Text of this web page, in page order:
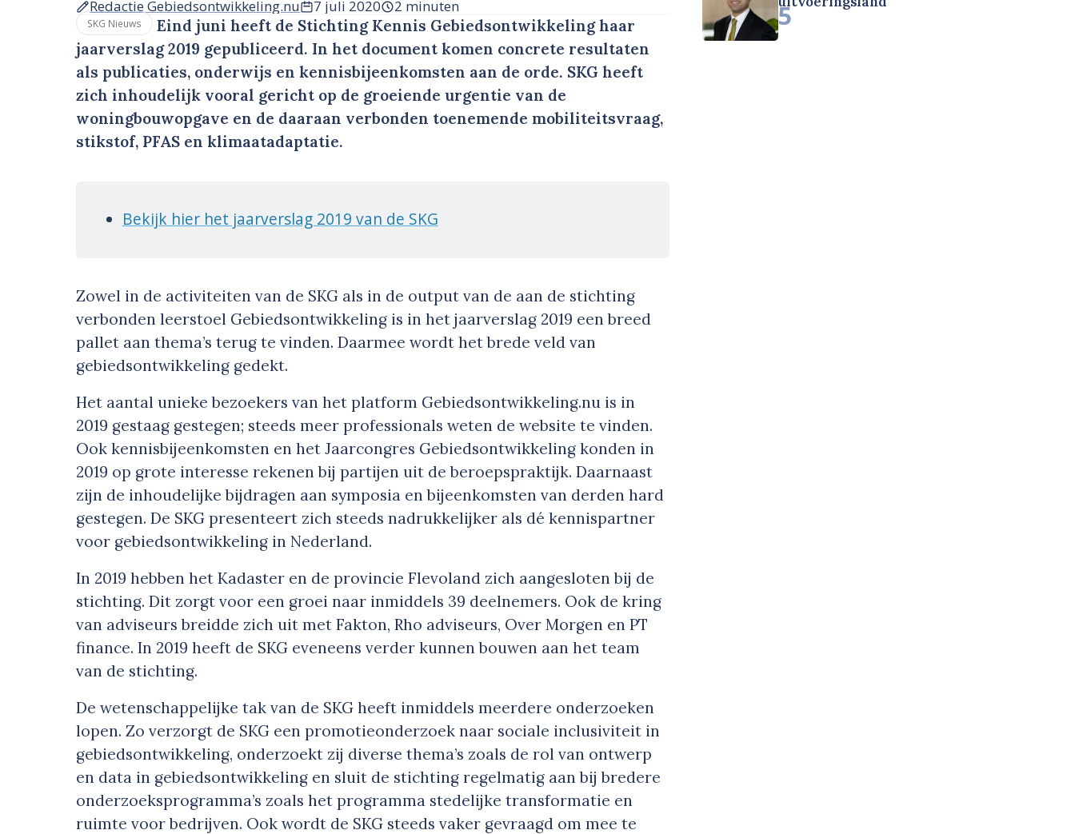
Redactie Gebiedsontwikkeling.nu 7 juli 2020 2 minuten
SKG Nieuws
Eind juni heeft de Stichting Kennis Gebiedsontwikkeling haar
jaarverslag 2019 gepubliceerd. In het document komen concrete resultaten
als publicaties, onderwijs en kennisbijeenkomsten aan de orde. SKG heeft
zich inhoudelijk vooral gericht op de groeiende urgentie van de
woningbouwopgave en de daaraan verbonden toenemende mobiliteitsvraag,
stikstof, PFAS en klimaatadaptatie.
Bekijk hier het jaarverslag 2019 van de SKG
Zowel in de activiteiten van de SKG als in de output van de aan de stichting
verbonden leerstoel Gebiedsontwikkeling is in het jaarverslag 2019 een breed
pallet aan thema’s terug te vinden. Daarmee wordt het brede veld van
gebiedsontwikkeling gedekt.
Het aantal unieke bezoekers van het platform Gebiedsontwikkeling.nu is in
2019 gestaag gestegen; steeds meer professionals weten de website te vinden.
Ook kennisbijeenkomsten en het Jaarcongres Gebiedsontwikkeling konden in
2019 op grote interesse rekenen bij partijen uit de beroepspraktijk. Daarnaast
zijn de inhoudelijke bijdragen aan symposia en bijeenkomsten van derden hard
gestegen. De SKG presenteert zich steeds nadrukkelijker als dé kennispartner
voor gebiedsontwikkeling in Nederland.
In 2019 hebben het Kadaster en de provincie Flevoland zich aangesloten bij de
stichting. Dit zorgt voor een groei naar inmiddels 39 deelnemers. Ook de kring
van adviseurs breidde zich uit met Fakton, Rho adviseurs, Over Morgen en PT
finance. In 2019 heeft de SKG eveneens verder kunnen bouwen aan het team
van de stichting.
De wetenschappelijke tak van de SKG heeft inmiddels meerdere onderzoeken
lopen. Zo verzorgt de SKG een promotieonderzoek naar sociale inclusiviteit in
gebiedsontwikkeling, onderzoekt zij diverse thema’s zoals de rol van ontwerp
en data in gebiedsontwikkeling en sluit de stichting regelmatig aan bij bredere
onderzoeksprogramma’s zoals het programma stedelijke transformatie en
ruimte voor bedrijven. Ook wordt de SKG steeds vaker gevraagd om mee te
5